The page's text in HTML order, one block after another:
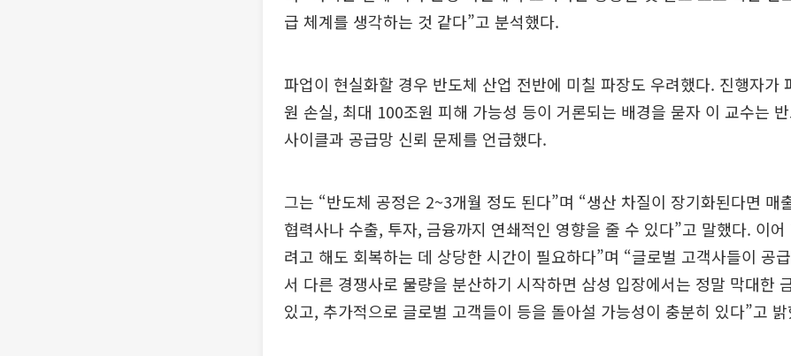
급 체계를 생각하는 것 같다”고 분석했다.
파업이 현실화할 경우 반도체 산업 전반에 미칠 파장도 우려했다. 진행자가
원 손실, 최대 100조원 피해 가능성 등이 거론되는 배경을 묻자 이 교수는
사이클과 공급망 신뢰 문제를 언급했다.
그는 “반도체 공정은 2~3개월 정도 된다”며 “생산 차질이 장기화된다면 매
협력사나 수출, 투자, 금융까지 연쇄적인 영향을 줄 수 있다”고 말했다. 이
려고 해도 회복하는 데 상당한 시간이 필요하다”며 “글로벌 고객사들이 공
서 다른 경쟁사로 물량을 분산하기 시작하면 삼성 입장에서는 정말 막대한
있고, 추가적으로 글로벌 고객들이 등을 돌아설 가능성이 충분히 있다”고